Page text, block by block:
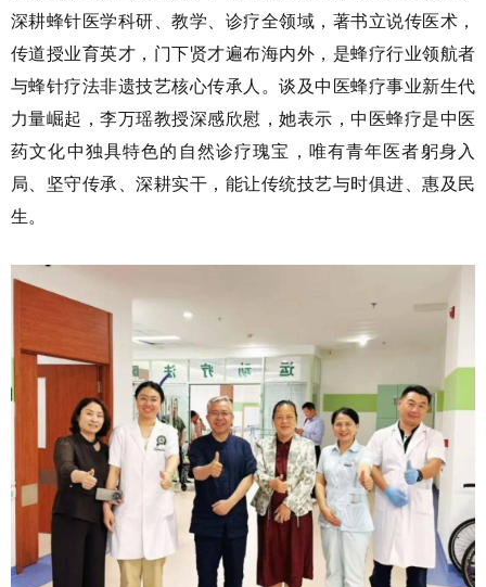
深耕蜂针医学科研、教学、诊疗全领域，著书立说传医术，
传道授业育英才，门下贤才遍布海内外，是蜂疗行业领航者
与蜂针疗法非遗技艺核心传承人。谈及中医蜂疗事业新生代
力量崛起，李万瑶教授深感欣慰，她表示，中医蜂疗是中医
药文化中独具特色的自然诊疗瑰宝，唯有青年医者躬身入
局、坚守传承、深耕实干，能让传统技艺与时俱进、惠及民
生。